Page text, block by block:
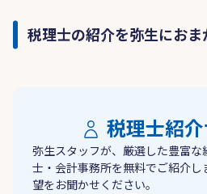
税理士の紹介を弥生にお
税理士紹
弥生スタッフが、厳選した豊富な
士・会計事務所を無料でご紹介
望をお聞かせください。